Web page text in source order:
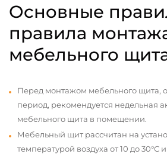
Основные
правила
мебельного
Перед монтажом мебельного щита,
период, рекомендуется недельная
мебельного щита в помещении.
Мебельный щит рассчитан на
температурой воздуха от 10 до 30°С